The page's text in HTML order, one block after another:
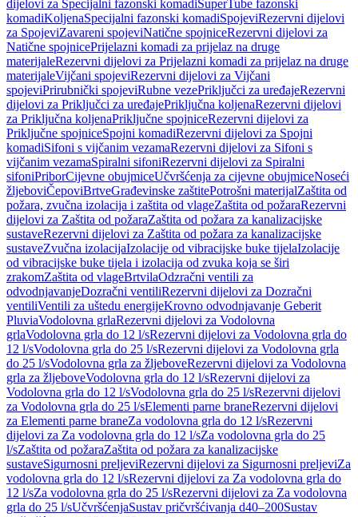
dijelovi za Specijalni fazonski komadiSuperTube fazonski
komadiKoljenaSpecijalni fazonski komadiSpojeviRezervni dijelovi
za SpojeviZavareni spojeviNatične spojniceRezervni dijelovi za
Natične spojnicePrijelazni komadi za prijelaz na druge
materijaleRezervni dijelovi za Prijelazni komadi za prijelaz na druge
materijaleVijčani spojeviRezervni dijelovi za Vijčani
spojeviPrirubnički spojeviRubne vezePriključci za uređajeRezervni
dijelovi za Priključci za uređajePriključna koljenaRezervni dijelovi
za Priključna koljenaPriključne spojniceRezervni dijelovi za
Priključne spojniceSpojni komadiRezervni dijelovi za Spojni
komadiSifoni s vijčanim vezamaRezervni dijelovi za Sifoni s
vijčanim vezamaSpiralni sifoniRezervni dijelovi za Spiralni
sifoniPriborCijevne obujmiceUčvršćenja za cijevne obujmiceNoseći
žljeboviČepoviBrtveGrađevinske zaštitePotrošni materijalZaštita od
požara, zvučna izolacija i zaštita od vlageZaštita od požaraRezervni
dijelovi za Zaštita od požaraZaštita od požara za kanalizacijske
sustaveRezervni dijelovi za Zaštita od požara za kanalizacijske
sustaveZvučna izolacijaIzolacije od vibracijske buke tijelaIzolacije
od vibracijske buke tijela i izolacija od zvuka koja se širi
zrakomZaštita od vlageBrtvilaOdzračni ventili za
odvodnjavanjeDozračni ventiliRezervni dijelovi za Dozračni
ventiliVentili za uštedu energijeKrovno odvodnjavanje Geberit
PluviaVodolovna grlaRezervni dijelovi za Vodolovna
grlaVodolovna grla do 12 l/sRezervni dijelovi za Vodolovna grla do
12 l/sVodolovna grla do 25 l/sRezervni dijelovi za Vodolovna grla
do 25 l/sVodolovna grla za žljeboveRezervni dijelovi za Vodolovna
grla za žljeboveVodolovna grla do 12 l/sRezervni dijelovi za
Vodolovna grla do 12 l/sVodolovna grla do 25 l/sRezervni dijelovi
za Vodolovna grla do 25 l/sElementi parne braneRezervni dijelovi
za Elementi parne braneZa vodolovna grla do 12 l/sRezervni
dijelovi za Za vodolovna grla do 12 l/sZa vodolovna grla do 25
l/sZaštita od požaraZaštita od požara za kanalizacijske
sustaveSigurnosni preljeviRezervni dijelovi za Sigurnosni preljeviZa
vodolovna grla do 12 l/sRezervni dijelovi za Za vodolovna grla do
12 l/sZa vodolovna grla do 25 l/sRezervni dijelovi za Za vodolovna
grla do 25 l/sUčvršćenjaSustav pričvršćivanja d40–200Sustav